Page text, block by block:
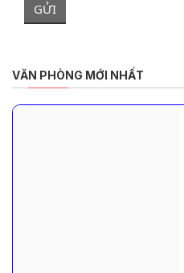
GỬI
VĂN PHÒNG MỚI NHẤT